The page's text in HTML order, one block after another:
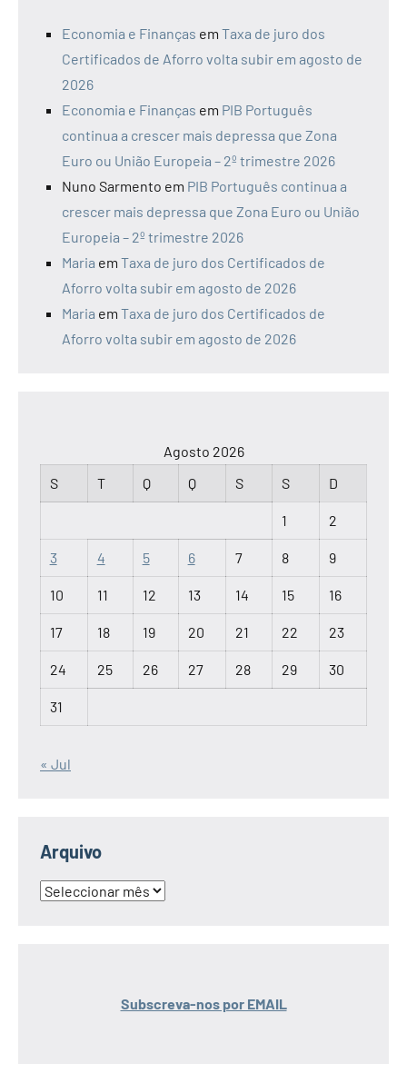
Economia e Finanças em Taxa de juro dos
Certificados de Aforro volta subir em agosto de
2026
Economia e Finanças em PIB Português
continua a crescer mais depressa que Zona
Euro ou União Europeia – 2º trimestre 2026
Nuno Sarmento em PIB Português continua a
crescer mais depressa que Zona Euro ou União
Europeia – 2º trimestre 2026
Maria em Taxa de juro dos Certificados de
Aforro volta subir em agosto de 2026
Maria em Taxa de juro dos Certificados de
Aforro volta subir em agosto de 2026
Agosto 2026
S
T Q Q S S D
1 2
3 4 5 6 7 8 9
10 11 12 13 14 15 16
17 18 19 20 21 22 23
24 25 26 27 28 29 30
31
« Jul
Arquivo
Arquivo
Subscreva-nos por EMAIL